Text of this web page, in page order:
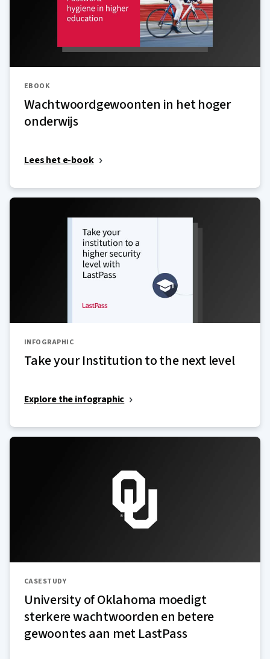
EBOOK
Wachtwoordgewoonten in het hoger
onderwijs
Lees het e-book
INFOGRAPHIC
Take your Institution to the next level
Explore the infographic
CASESTUDY
University of Oklahoma moedigt
sterkere wachtwoorden en betere
gewoontes aan met LastPass